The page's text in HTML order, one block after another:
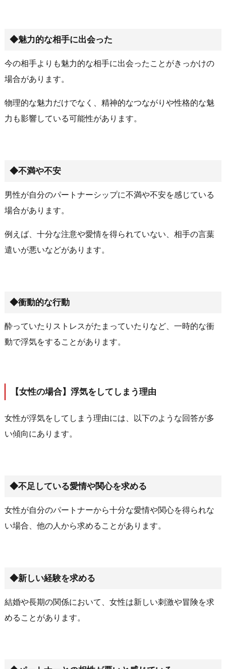
◆魅力的な相手に出会った
今の相手よりも魅力的な相手に出会ったことがきっかけの
場合があります。
物理的な魅力だけでなく、精神的なつながりや性格的な魅
力も影響している可能性があります。
◆不満や不安
男性が自分のパートナーシップに不満や不安を感じている
場合があります。
例えば、十分な注意や愛情を得られていない、相手の言葉
遣いが悪いなどがあります。
◆衝動的な行動
酔っていたりストレスがたまっていたりなど、一時的な衝
動で浮気をすることがあります。
【女性の場合】浮気をしてしまう理由
女性が浮気をしてしまう理由には、以下のような回答が多
い傾向にあります。
◆不足している愛情や関心を求める
女性が自分のパートナーから十分な愛情や関心を得られな
い場合、他の人から求めることがあります。
◆新しい経験を求める
結婚や長期の関係において、女性は新しい刺激や冒険を求
めることがあります。